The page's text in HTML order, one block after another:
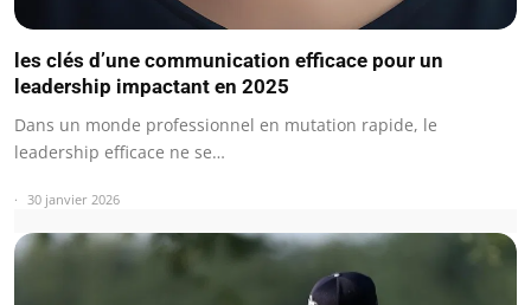
les clés d’une communication efficace pour un
leadership impactant en 2025
Dans un monde professionnel en mutation rapide, le
leadership efficace ne se…
30 janvier 2026